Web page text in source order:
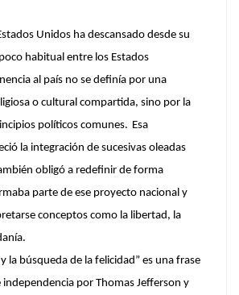
Unidos ha descansado desde su
habitual entre los Estados
al país no se definía por una
o cultural compartida, sino por la
políticos comunes. Esa
la integración de sucesivas oleadas
obligó a redefinir de forma
parte de ese proyecto nacional y
conceptos como la libertad, la
la búsqueda de la felicidad” es una frase
independencia por Thomas Jefferson y